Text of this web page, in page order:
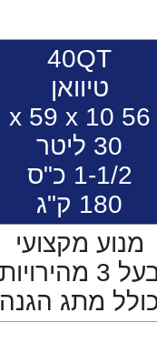
40QT
טיוואן
56 x 59 x 10
30 ליטר
1-1/2 כ"ס
180 ק"ג
מנוע מקצועי
3 מהירויות
מתג הגנה